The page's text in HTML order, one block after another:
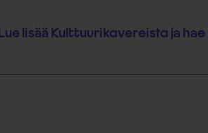
Lue lisää Kulttuurikavereista ja hae